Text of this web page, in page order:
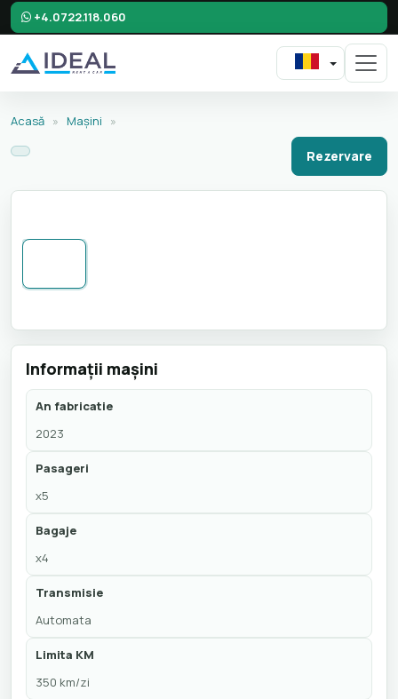
+4.0722.118.060
Acasă » Mașini »
Rezervare
Informaţii maşini
An fabricatie
2023
Pasageri
x5
Bagaje
x4
Transmisie
Automata
Limita KM
350 km/zi